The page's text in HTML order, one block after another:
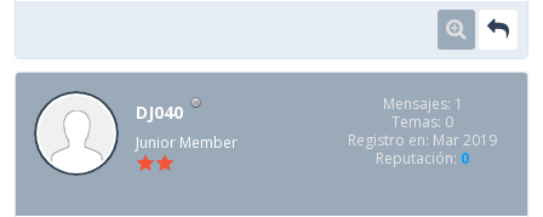
DJ040
Junior Member
Mensajes: 1
Temas: 0
Registro en: Mar 2019
Reputación: 0